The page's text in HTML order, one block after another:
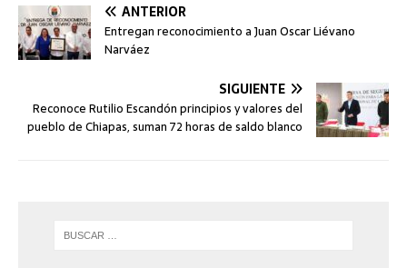
ANTERIOR
Entregan reconocimiento a Juan Oscar Liévano
Narváez
SIGUIENTE
Reconoce Rutilio Escandón principios y valores del
pueblo de Chiapas, suman 72 horas de saldo blanco